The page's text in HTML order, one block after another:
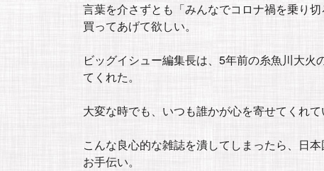
言葉を介さずとも「みんなでコロナ禍を乗り
買ってあげて欲しい。
ビッグイシュー編集長は、5年前の糸魚川大
てくれた。
大変な時でも、いつも誰かが心を寄せてくれて
こんな良心的な雑誌を潰してしまったら、日
お手伝い。